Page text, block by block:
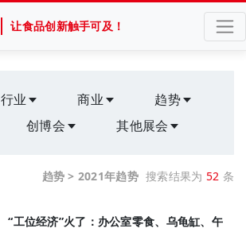
让食品创新触手可及！
行业 商业
趋势
创博会 其他展会
趋势 > 2021年趋势 搜索结果为 52 条
“工位经济”火了：办公室零食、乌龟缸、午